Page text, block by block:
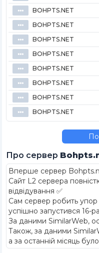
⦁⦁⦁ BOHPTS.NET
⦁⦁⦁ BOHPTS.NET
⦁⦁⦁ BOHPTS.NET
⦁⦁⦁ BOHPTS.NET
⦁⦁⦁ BOHPTS.NET
⦁⦁⦁ BOHPTS.NET
⦁⦁⦁ BOHPTS.NET
⦁⦁⦁ BOHPTS.NET
Про сервер
Вперше сервер
Сайт L2 сервера
відвідування ✅
Сам сервер робить упор
успішно запустився 16-
За даними SimilarWeb,
Також, за даними
а за останній місяць